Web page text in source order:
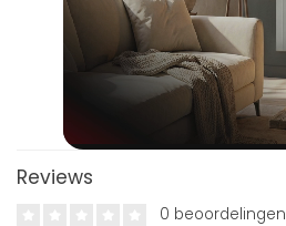
Reviews
0 beoordelingen